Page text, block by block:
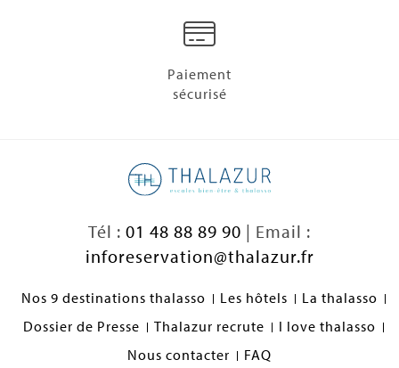
Paiement
sécurisé
Tél : 01 48 88 89 90 | Email :
inforeservation@thalazur.fr
Nos 9 destinations thalasso Les hôtels
La thalasso
Dossier de Presse
Thalazur recrute
I love thalasso
Nous contacter
FAQ